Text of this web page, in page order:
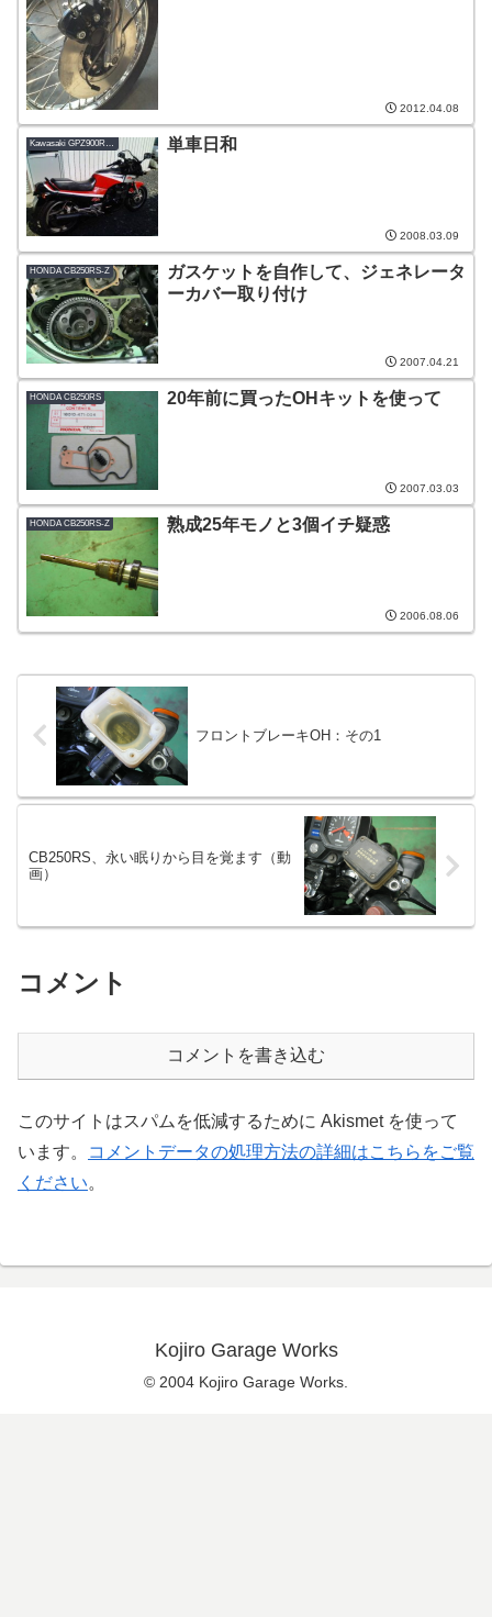
2012.04.08
Kawasaki GPZ900R-A3 単車日和
2008.03.09
HONDA CB250RS-Z
ガスケットを自作して、ジェネレータ
ーカバー取り付け
2007.04.21
HONDA CB250RS 20年前に買ったOHキットを使って
2007.03.03
HONDA CB250RS-Z 熟成25年モノと3個イチ疑惑
2006.08.06
フロントブレーキOH：その1
CB250RS、永い眠りから目を覚ます（動
画）
コメント
コメントを書き込む
このサイトはスパムを低減するために Akismet を使って
います。
コメントデータの処理方法の詳細はこちらをご覧
ください。
Kojiro Garage Works
© 2004 Kojiro Garage Works.